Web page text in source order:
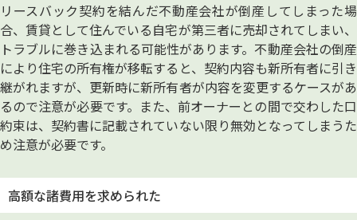
リースバック契約を結んだ不動産会社が倒産してしまった場
合、賃貸として住んでいる自宅が第三者に売却されてしまい、
トラブルに巻き込まれる可能性があります。不動産会社の倒産
により住宅の所有権が移転すると、契約内容も新所有者に引き
継がれますが、更新時に新所有者が内容を変更するケースがあ
るので注意が必要です。また、前オーナーとの間で交わした口
約束は、契約書に記載されていない限り無効となってしまうた
め注意が必要です。
高額な諸費用を求められた